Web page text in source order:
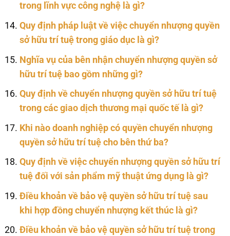
trong lĩnh vực công nghệ là gì?
Quy định pháp luật về việc chuyển nhượng quyền
sở hữu trí tuệ trong giáo dục là gì?
Nghĩa vụ của bên nhận chuyển nhượng quyền sở
hữu trí tuệ bao gồm những gì?
Quy định về chuyển nhượng quyền sở hữu trí tuệ
trong các giao dịch thương mại quốc tế là gì?
Khi nào doanh nghiệp có quyền chuyển nhượng
quyền sở hữu trí tuệ cho bên thứ ba?
Quy định về việc chuyển nhượng quyền sở hữu trí
tuệ đối với sản phẩm mỹ thuật ứng dụng là gì?
Điều khoản về bảo vệ quyền sở hữu trí tuệ sau
khi hợp đồng chuyển nhượng kết thúc là gì?
Điều khoản về bảo vệ quyền sở hữu trí tuệ trong